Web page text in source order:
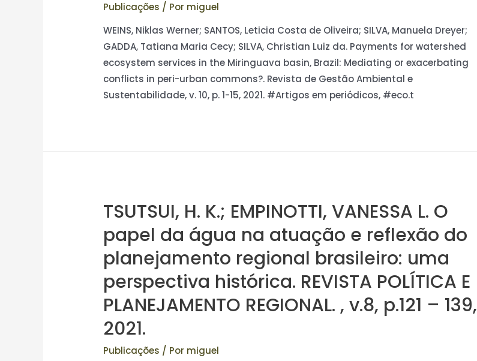
Publicações / Por miguel
WEINS, Niklas Werner; SANTOS, Leticia Costa de Oliveira; SILVA, Manuela Dreyer;
GADDA, Tatiana Maria Cecy; SILVA, Christian Luiz da. Payments for watershed
ecosystem services in the Miringuava basin, Brazil: Mediating or exacerbating
conflicts in peri-urban commons?. Revista de Gestão Ambiental e
Sustentabilidade, v. 10, p. 1-15, 2021. #Artigos em periódicos, #eco.t
TSUTSUI, H. K.; EMPINOTTI, VANESSA L. O
papel da água na atuação e reflexão do
planejamento regional brasileiro: uma
perspectiva histórica. REVISTA POLÍTICA E
PLANEJAMENTO REGIONAL. , v.8, p.121 – 139,
2021.
Publicações / Por miguel